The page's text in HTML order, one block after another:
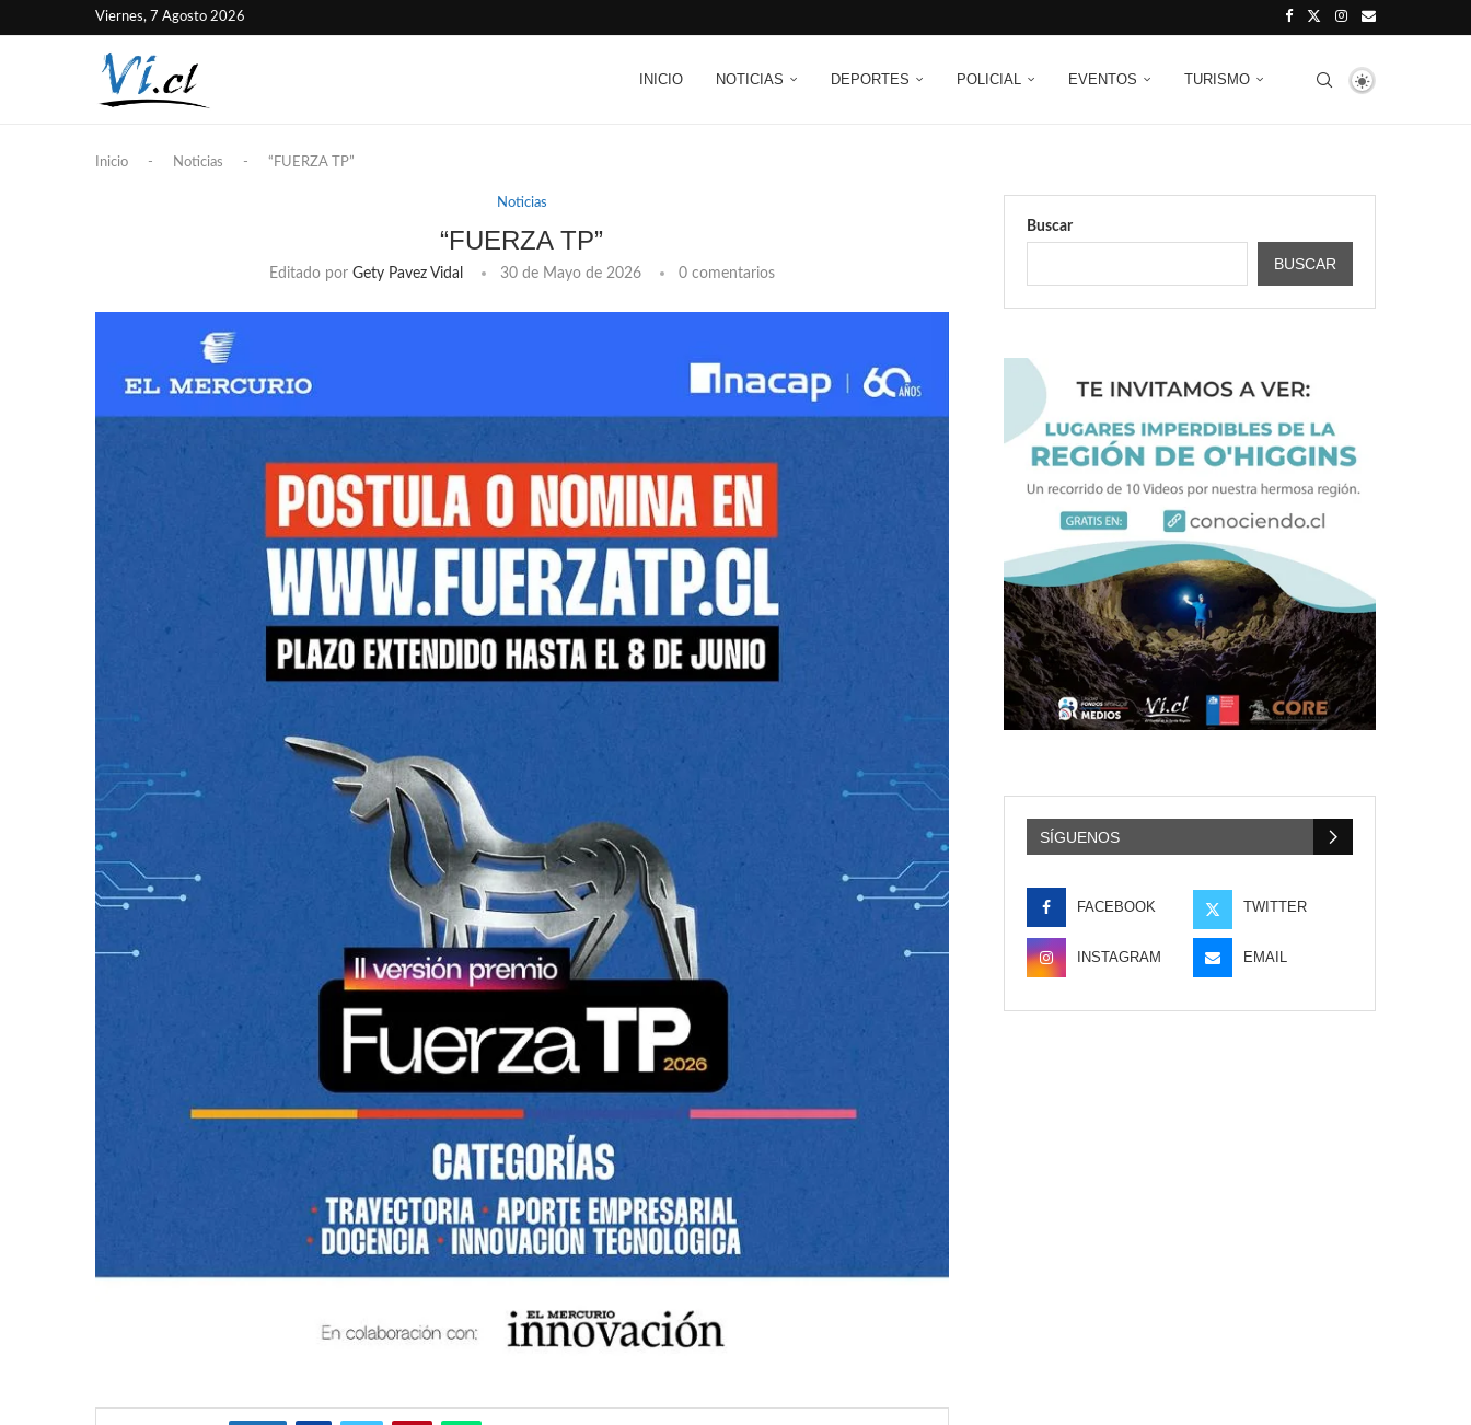
Viernes, 7 Agosto 2026
INICIO NOTICIAS DEPORTES POLICIAL EVENTOS TURISMO
Inicio - Noticias - “FUERZA TP”
Noticias
“FUERZA TP”
Editado por Gety Pavez Vidal 30 de Mayo de 2026 0 comentarios
Buscar
BUSCAR
SÍGUENOS
FACEBOOK TWITTER
INSTAGRAM EMAIL